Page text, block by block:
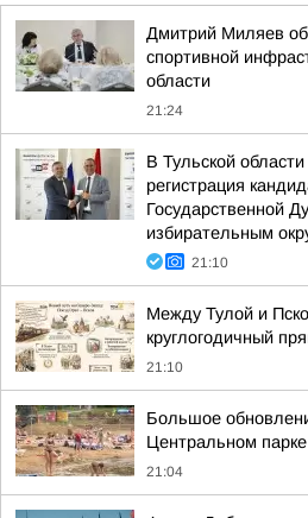
Дмитрий Миляев
спортивной
области
21:24
В Тульской
регистрация
Государственной
избирательным
21:10
Между Тулой и
круглогодичный
21:10
Большое
Центральном
21:04